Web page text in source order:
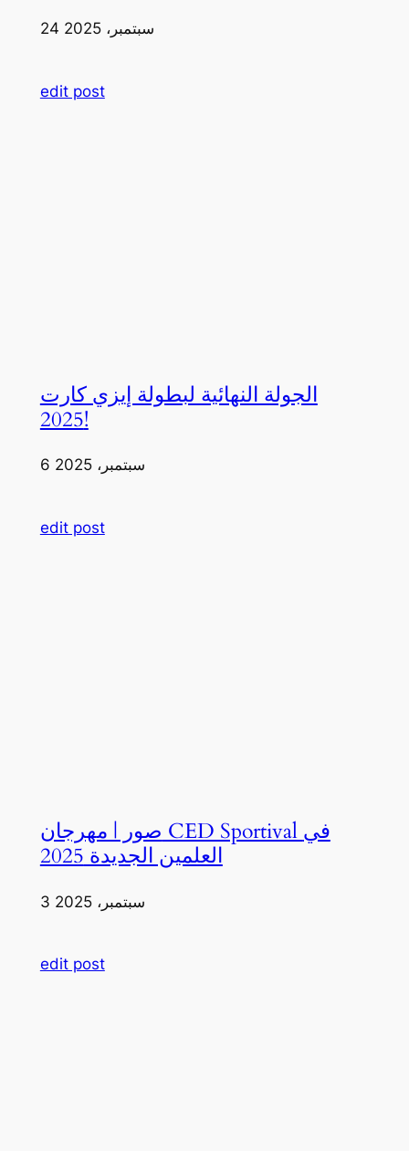
24 سبتمبر، 2025
edit post
الجولة النهائية لبطولة إيزي كارت
2025!
6 سبتمبر، 2025
edit post
صور | مهرجان CED Sportival في
العلمين الجديدة 2025
3 سبتمبر، 2025
edit post